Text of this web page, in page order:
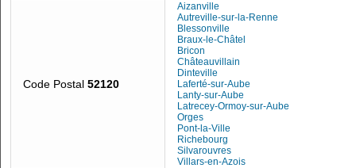
Code Postal 52120
Aizanville
Autreville-sur-la-Renne
Blessonville
Braux-le-Châtel
Bricon
Châteauvillain
Dinteville
Laferté-sur-Aube
Lanty-sur-Aube
Latrecey-Ormoy-sur-Aube
Orges
Pont-la-Ville
Richebourg
Silvarouvres
Villars-en-Azois